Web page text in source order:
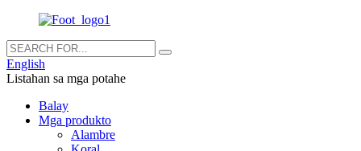
English
Listahan sa mga potahe
Balay
Mga produkto
Alambre